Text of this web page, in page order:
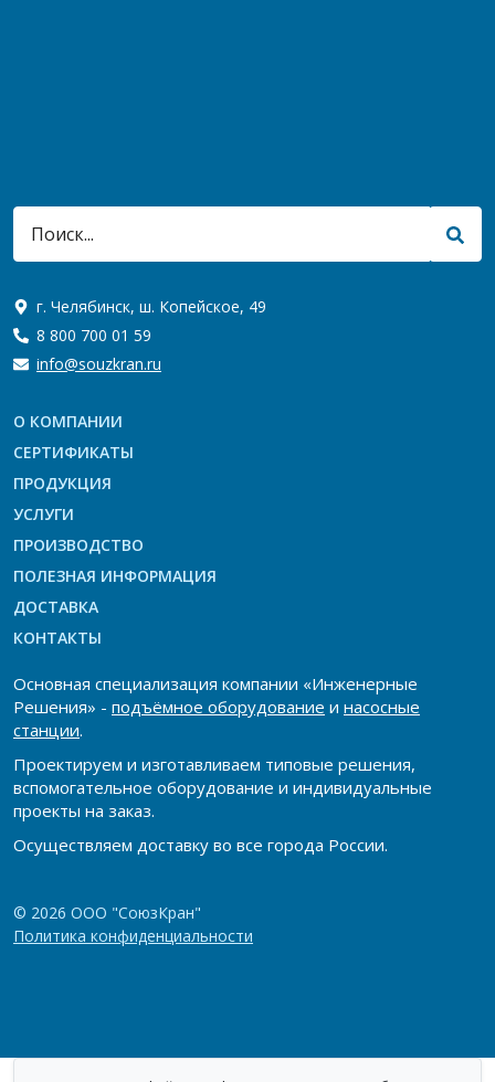
г. Челябинск, ш. Копейское, 49
8 800 700 01 59
info@souzkran.ru
О КОМПАНИИ
СЕРТИФИКАТЫ
ПРОДУКЦИЯ
УСЛУГИ
ПРОИЗВОДСТВО
ПОЛЕЗНАЯ ИНФОРМАЦИЯ
ДОСТАВКА
КОНТАКТЫ
Основная специализация компании «Инженерные
Решения» - подъёмное оборудование и насосные
станции.
Проектируем и изготавливаем типовые решения,
вспомогательное оборудование и индивидуальные
проекты на заказ.
Осуществляем доставку во все города России.
© 2026 ООО "СоюзКран"
Политика конфиденциальности